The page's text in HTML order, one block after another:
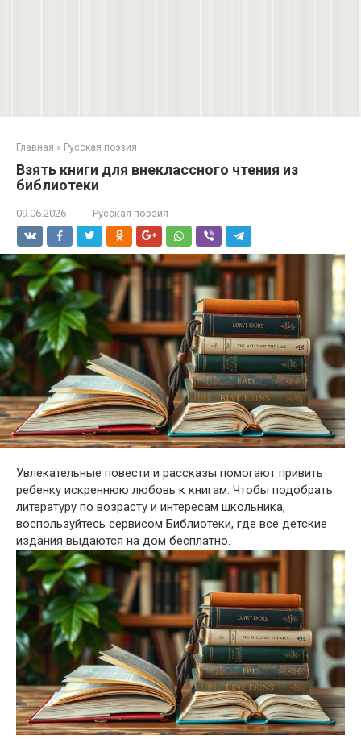
Главная » Русская поэзия
Взять книги для внеклассного чтения из
библиотеки
09.06.2026 Русская поэзия
Увлекательные повести и рассказы помогают привить
ребенку искреннюю любовь к книгам. Чтобы подобрать
литературу по возрасту и интересам школьника,
воспользуйтесь сервисом Библиотеки, где все детские
издания выдаются на дом бесплатно.